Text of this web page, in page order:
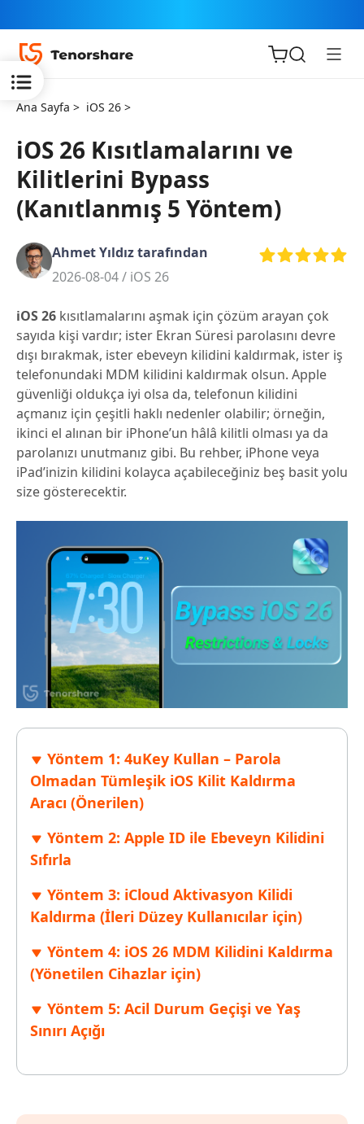
iOS için
ReiBoot
Tenorshare
PDNob
iAnyGo
Ana Sayfa > iOS 26 >
iOS 26 Kısıtlamalarını ve
Kilitlerini Bypass
(Kanıtlanmış 5 Yöntem)
Ahmet Yıldız tarafından
2026-08-04 / iOS 26
iOS 26 kısıtlamalarını aşmak için çözüm arayan çok
sayıda kişi vardır; ister Ekran Süresi parolasını devre
dışı bırakmak, ister ebeveyn kilidini kaldırmak, ister iş
telefonundaki MDM kilidini kaldırmak olsun. Apple
güvenliği oldukça iyi olsa da, telefonun kilidini
açmanız için çeşitli haklı nedenler olabilir; örneğin,
ikinci el alınan bir iPhone’un hâlâ kilitli olması ya da
parolanızı unutmanız gibi. Bu rehber, iPhone veya
iPad’inizin kilidini kolayca açabileceğiniz beş basit yolu
size gösterecektir.
Yöntem 1: 4uKey Kullan – Parola
Olmadan Tümleşik iOS Kilit Kaldırma
Aracı (Önerilen)
Yöntem 2: Apple ID ile Ebeveyn Kilidini
Sıfırla
Yöntem 3: iCloud Aktivasyon Kilidi
Kaldırma (İleri Düzey Kullanıcılar için)
Yöntem 4: iOS 26 MDM Kilidini Kaldırma
(Yönetilen Cihazlar için)
Yöntem 5: Acil Durum Geçişi ve Yaş
Sınırı Açığı